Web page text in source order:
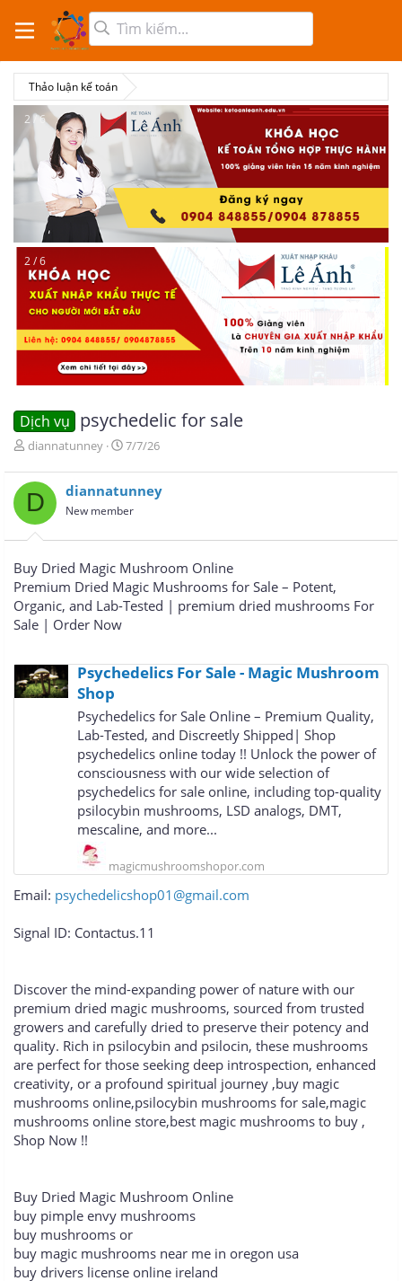
Thảo luận kế toán
2 / 6
2 / 6
Dịch vụ psychedelic for sale
T
r
e
a
d
s
a
r
t
e
diannatunney
N
à
y
g
i
7/7/26
D diannatunney
New member
Buy Dried Magic Mushroom Online
Premium Dried Magic Mushrooms for Sale – Potent,
Organic, and Lab-Tested | premium dried mushrooms For
Sale | Order Now
Psychedelics For Sale - Magic Mushroom
Shop
Psychedelics for Sale Online – Premium Quality,
Lab-Tested, and Discreetly Shipped| Shop
psychedelics online today !! Unlock the power of
consciousness with our wide selection of
psychedelics for sale online, including top-quality
psilocybin mushrooms, LSD analogs, DMT,
mescaline, and more...
magicmushroomshopor.com
Email: psychedelicshop01@gmail.com
Signal ID: Contactus.11
Discover the mind-expanding power of nature with our
premium dried magic mushrooms, sourced from trusted
growers and carefully dried to preserve their potency and
quality. Rich in psilocybin and psilocin, these mushrooms
are perfect for those seeking deep introspection, enhanced
creativity, or a profound spiritual journey ,buy magic
mushrooms online,psilocybin mushrooms for sale,magic
mushrooms online store,best magic mushrooms to buy ,
Shop Now !!
Buy Dried Magic Mushroom Online
buy pimple envy mushrooms
buy mushrooms or
buy magic mushrooms near me in oregon usa
buy drivers license online ireland